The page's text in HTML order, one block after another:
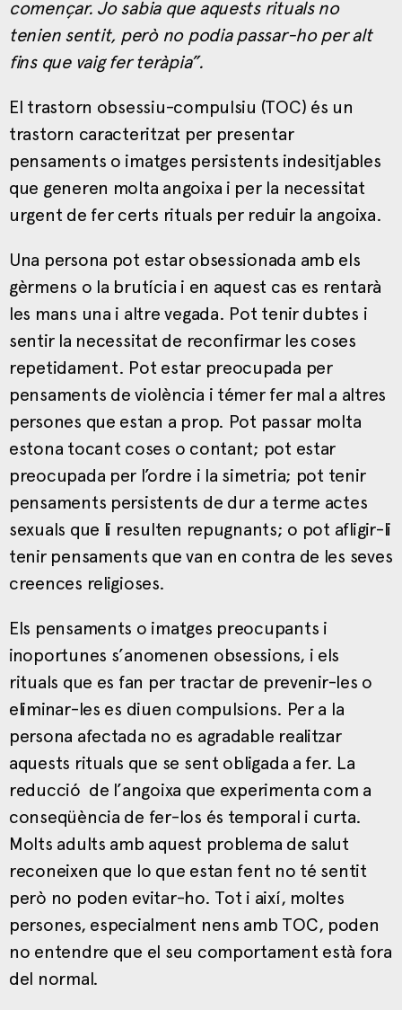
començar. Jo sabia que aquests rituals no
tenien sentit, però no podia passar-ho per alt
fins que vaig fer teràpia”.
El trastorn obsessiu-compulsiu (TOC) és un
trastorn caracteritzat per presentar
pensaments o imatges persistents indesitjables
que generen molta angoixa i per la necessitat
urgent de fer certs rituals per reduir la angoixa.
Una persona pot estar obsessionada amb els
gèrmens o la brutícia i en aquest cas es rentarà
les mans una i altre vegada. Pot tenir dubtes i
sentir la necessitat de reconfirmar les coses
repetidament. Pot estar preocupada per
pensaments de violència i témer fer mal a altres
persones que estan a prop. Pot passar molta
estona tocant coses o contant; pot estar
preocupada per l’ordre i la simetria; pot tenir
pensaments persistents de dur a terme actes
sexuals que li resulten repugnants; o pot afligir-li
tenir pensaments que van en contra de les seves
creences religioses.
Els pensaments o imatges preocupants i
inoportunes s’anomenen obsessions, i els
rituals que es fan per tractar de prevenir-les o
eliminar-les es diuen compulsions. Per a la
persona afectada no es agradable realitzar
aquests rituals que se sent obligada a fer. La
reducció de l’angoixa que experimenta com a
conseqüència de fer-los és temporal i curta.
Molts adults amb aquest problema de salut
reconeixen que lo que estan fent no té sentit
però no poden evitar-ho. Tot i així, moltes
persones, especialment nens amb TOC, poden
no entendre que el seu comportament està fora
del normal.